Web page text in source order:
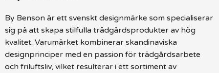
By Benson är ett svenskt designmärke som specialiserar
sig på att skapa stilfulla trädgårdsprodukter av hög
kvalitet. Varumärket kombinerar skandinaviska
designprinciper med en passion för trädgårdsarbete
och friluftsliv, vilket resulterar i ett sortiment av